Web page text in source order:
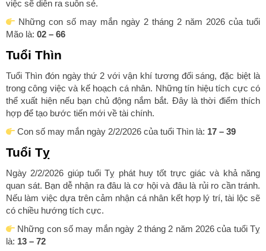
việc sẽ diễn ra suôn sẻ.
Những con số may mắn ngày 2 tháng 2 năm 2026 của tuổi
Mão là: 02 – 66
Tuổi Thìn
Tuổi Thìn đón ngày thứ 2 với vận khí tương đối sáng, đặc biệt là
trong công việc và kế hoạch cá nhân. Những tín hiệu tích cực có
thể xuất hiện nếu bạn chủ động nắm bắt. Đây là thời điểm thích
hợp để tạo bước tiến mới về tài chính.
Con số may mắn ngày 2/2/2026 của tuổi Thìn là: 17 – 39
Tuổi Tỵ
Ngày 2/2/2026 giúp tuổi Tỵ phát huy tốt trực giác và khả năng
quan sát. Bạn dễ nhận ra đâu là cơ hội và đâu là rủi ro cần tránh.
Nếu làm việc dựa trên cảm nhận cá nhân kết hợp lý trí, tài lộc sẽ
có chiều hướng tích cực.
Những con số may mắn ngày 2 tháng 2 năm 2026 của tuổi Tỵ
là: 13 – 72